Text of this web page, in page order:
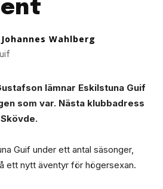
Johannes Wahlberg
lämnar Eskilstuna Guif
som var. Nästa klubbadress
Guif under ett antal säsonger,
ett nytt äventyr för högersexan.